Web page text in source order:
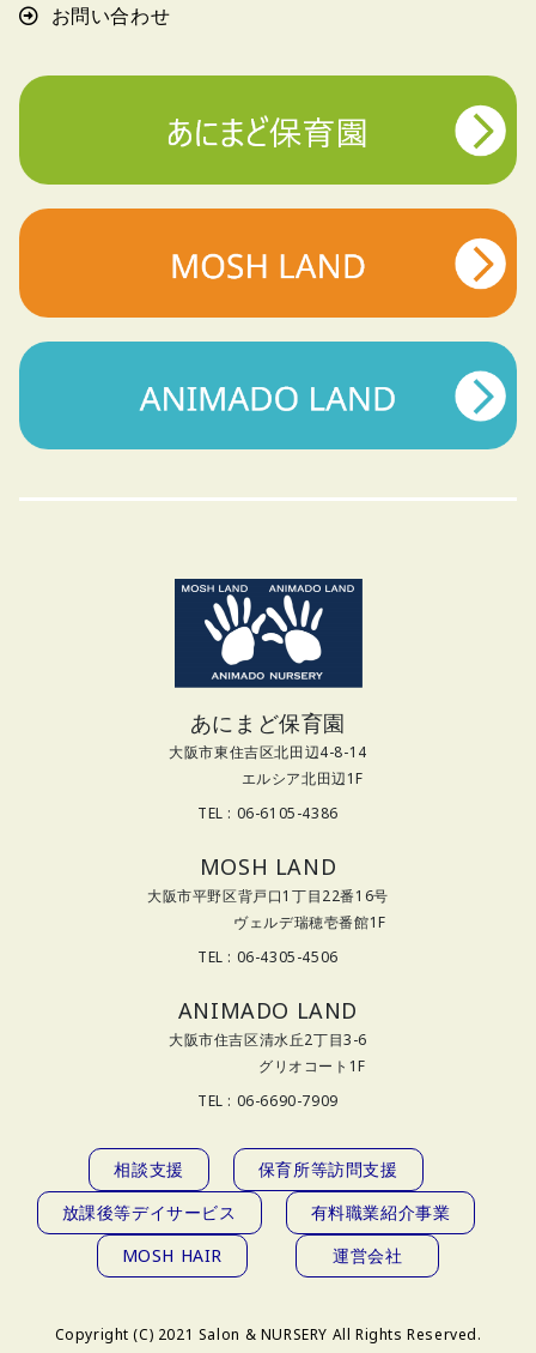
お問い合わせ
あにまど保育園
大阪市東住吉区北田辺4-8-14
エルシア北田辺1F
TEL : 06-6105-4386
MOSH LAND
大阪市平野区背戸口1丁目22番16号
ヴェルデ瑞穂壱番館1F
TEL : 06-4305-4506
ANIMADO LAND
大阪市住吉区清水丘2丁目3-6
グリオコート1F
TEL : 06-6690-7909
相談支援
保育所等訪問支援
放課後等デイサービス
有料職業紹介事業
MOSH HAIR
運営会社
Copyright (C) 2021 Salon & NURSERY All Rights Reserved.